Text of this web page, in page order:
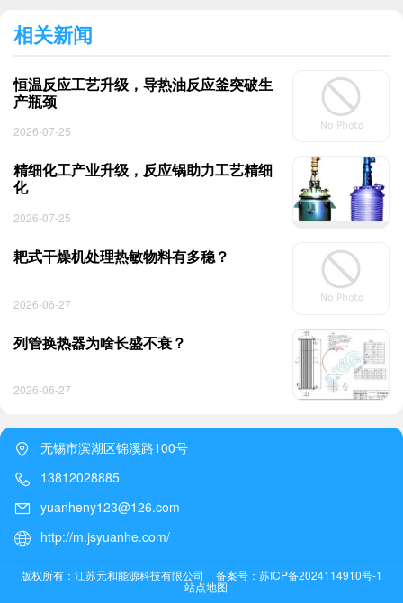
相关新闻
恒温反应工艺升级，导热油反应釜突破生
产瓶颈
2026-07-25
精细化工产业升级，反应锅助力工艺精细
化
2026-07-25
耙式干燥机处理热敏物料有多稳？
2026-06-27
列管换热器为啥长盛不衰？
2026-06-27
无锡市滨湖区锦溪路100号
13812028885
yuanheny123@126.com
http://m.jsyuanhe.com/
版权所有：江苏元和能源科技有限公司 备案号：苏ICP备2024114910号-1
站点地图